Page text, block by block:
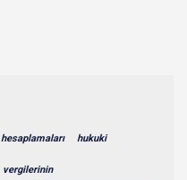
hesaplamaları hukuki
vergilerinin